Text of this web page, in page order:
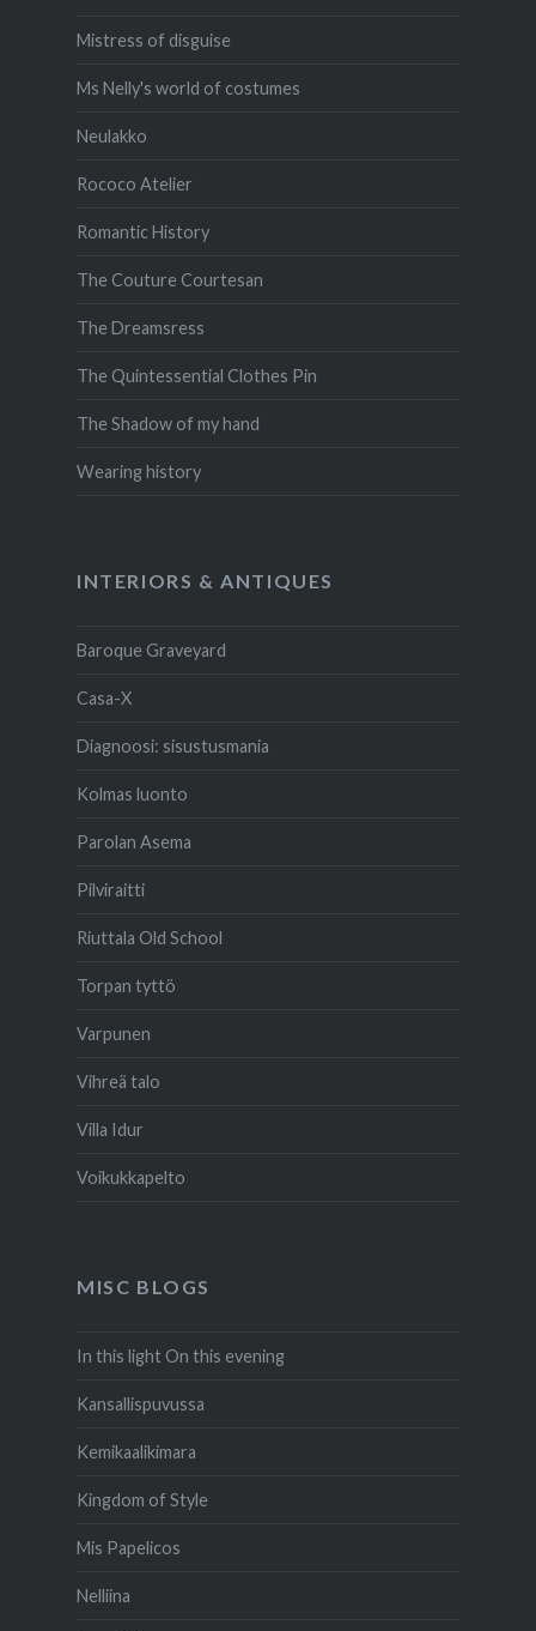
Mistress of disguise
Ms Nelly's world of costumes
Neulakko
Rococo Atelier
Romantic History
The Couture Courtesan
The Dreamsress
The Quintessential Clothes Pin
The Shadow of my hand
Wearing history
INTERIORS & ANTIQUES
Baroque Graveyard
Casa-X
Diagnoosi: sisustusmania
Kolmas luonto
Parolan Asema
Pilviraitti
Riuttala Old School
Torpan tyttö
Varpunen
Vihreä talo
Villa Idur
Voikukkapelto
MISC BLOGS
In this light On this evening
Kansallispuvussa
Kemikaalikimara
Kingdom of Style
Mis Papelicos
Nelliina